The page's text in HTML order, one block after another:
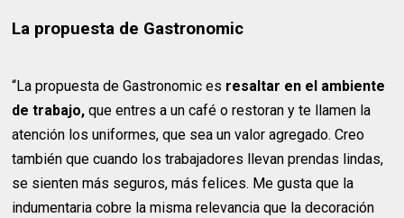
La propuesta de Gastronomic
“La propuesta de Gastronomic es resaltar en el ambiente
de trabajo, que entres a un café o restoran y te llamen la
atención los uniformes, que sea un valor agregado. Creo
también que cuando los trabajadores llevan prendas lindas,
se sienten más seguros, más felices. Me gusta que la
indumentaria cobre la misma relevancia que la decoración